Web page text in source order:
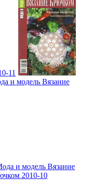
11
и модель Вязание
и модель Вязание
2010-10